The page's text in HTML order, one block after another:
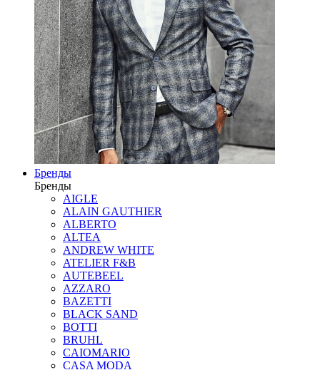
Бренды
Бренды
AIGLE
ALAIN GAUTHIER
ALBERTO
ALTEA
ANDREW WHITE
ATELIER F&B
AUTEBEEL
AZZARO
BAZETTI
BLACK SAND
BOTTI
BRUHL
CAIOMARIO
CASA MODA